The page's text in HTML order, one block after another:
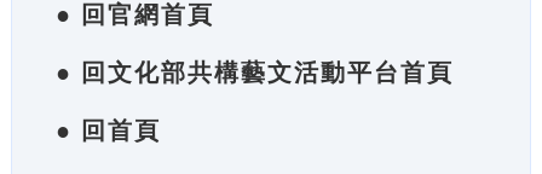
● 回官網首頁
● 回文化部共構藝文活動平台首頁
● 回首頁